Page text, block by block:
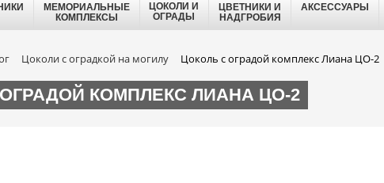
МЕМОРИАЛЬНЫЕ
КОМПЛЕКСЫ
ЦОКОЛИ И
ОГРАДЫ
ЦВЕТНИКИ И
НАДГРОБИЯ
АКСЕССУАРЫ
Цоколи с оградкой на могилу Цоколь с оградой комплекс Лиана ЦО-2
КОМПЛЕКС ЛИАНА ЦО-2